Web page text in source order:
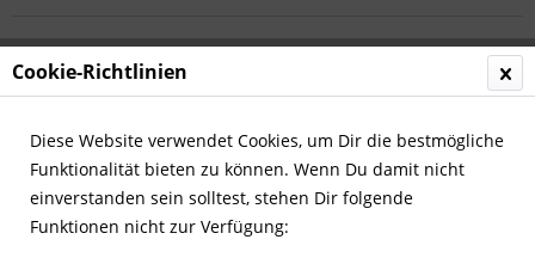
Cookie-Richtlinien
Diese Website verwendet Cookies, um Dir die bestmögliche
Funktionalität bieten zu können. Wenn Du damit nicht
einverstanden sein solltest, stehen Dir folgende
Funktionen nicht zur Verfügung: